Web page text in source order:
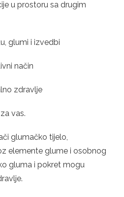
u prostoru sa drugim
glumi i izvedbi
način
zdravlje
vas.
glumačko tijelo,
elemente glume i osobnog
gluma i pokret mogu